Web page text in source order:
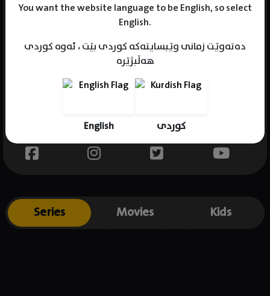
You want the website language to be English, so select
English.
دەتەوێت زمانی وێبسایتەکە کوردی بێت ، ئەوە کوردی
هەڵبژێرە
English کوردی
Gender : male
Place of birth : USA
Series Movies Kids